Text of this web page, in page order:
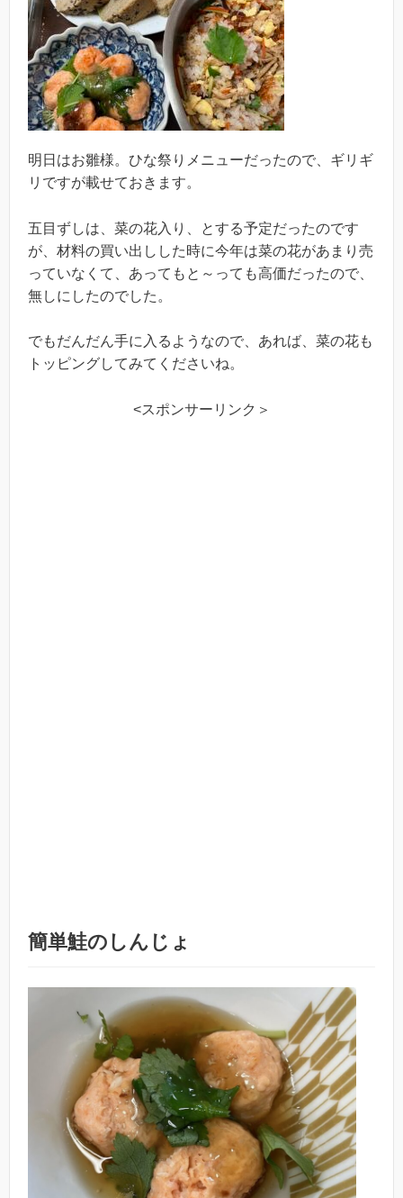
明日はお雛様。ひな祭りメニューだったので、ギリギ
リですが載せておきます。
五目ずしは、菜の花入り、とする予定だったのです
が、材料の買い出しした時に今年は菜の花があまり売
っていなくて、あってもと～っても高価だったので、
無しにしたのでした。
でもだんだん手に入るようなので、あれば、菜の花も
トッピングしてみてくださいね。
<スポンサーリンク＞
簡単鮭のしんじょ